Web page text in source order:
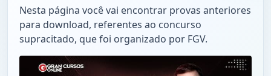
Nesta página você vai encontrar provas anteriores
para download, referentes ao concurso
supracitado, que foi organizado por FGV.